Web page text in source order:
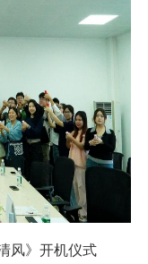
风》开机仪式